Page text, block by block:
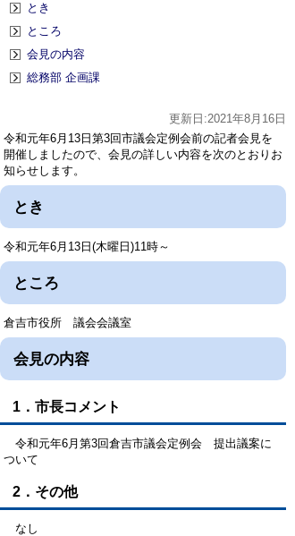
とき
ところ
会見の内容
総務部 企画課
更新日:2021年8月16日
令和元年6月13日第3回市議会定例会前の記者会見を
開催しましたので、会見の詳しい内容を次のとおりお
知らせします。
とき
令和元年6月13日(木曜日)11時～
ところ
倉吉市役所 議会会議室
会見の内容
1．市長コメント
令和元年6月第3回倉吉市議会定例会 提出議案に
ついて
2．その他
なし